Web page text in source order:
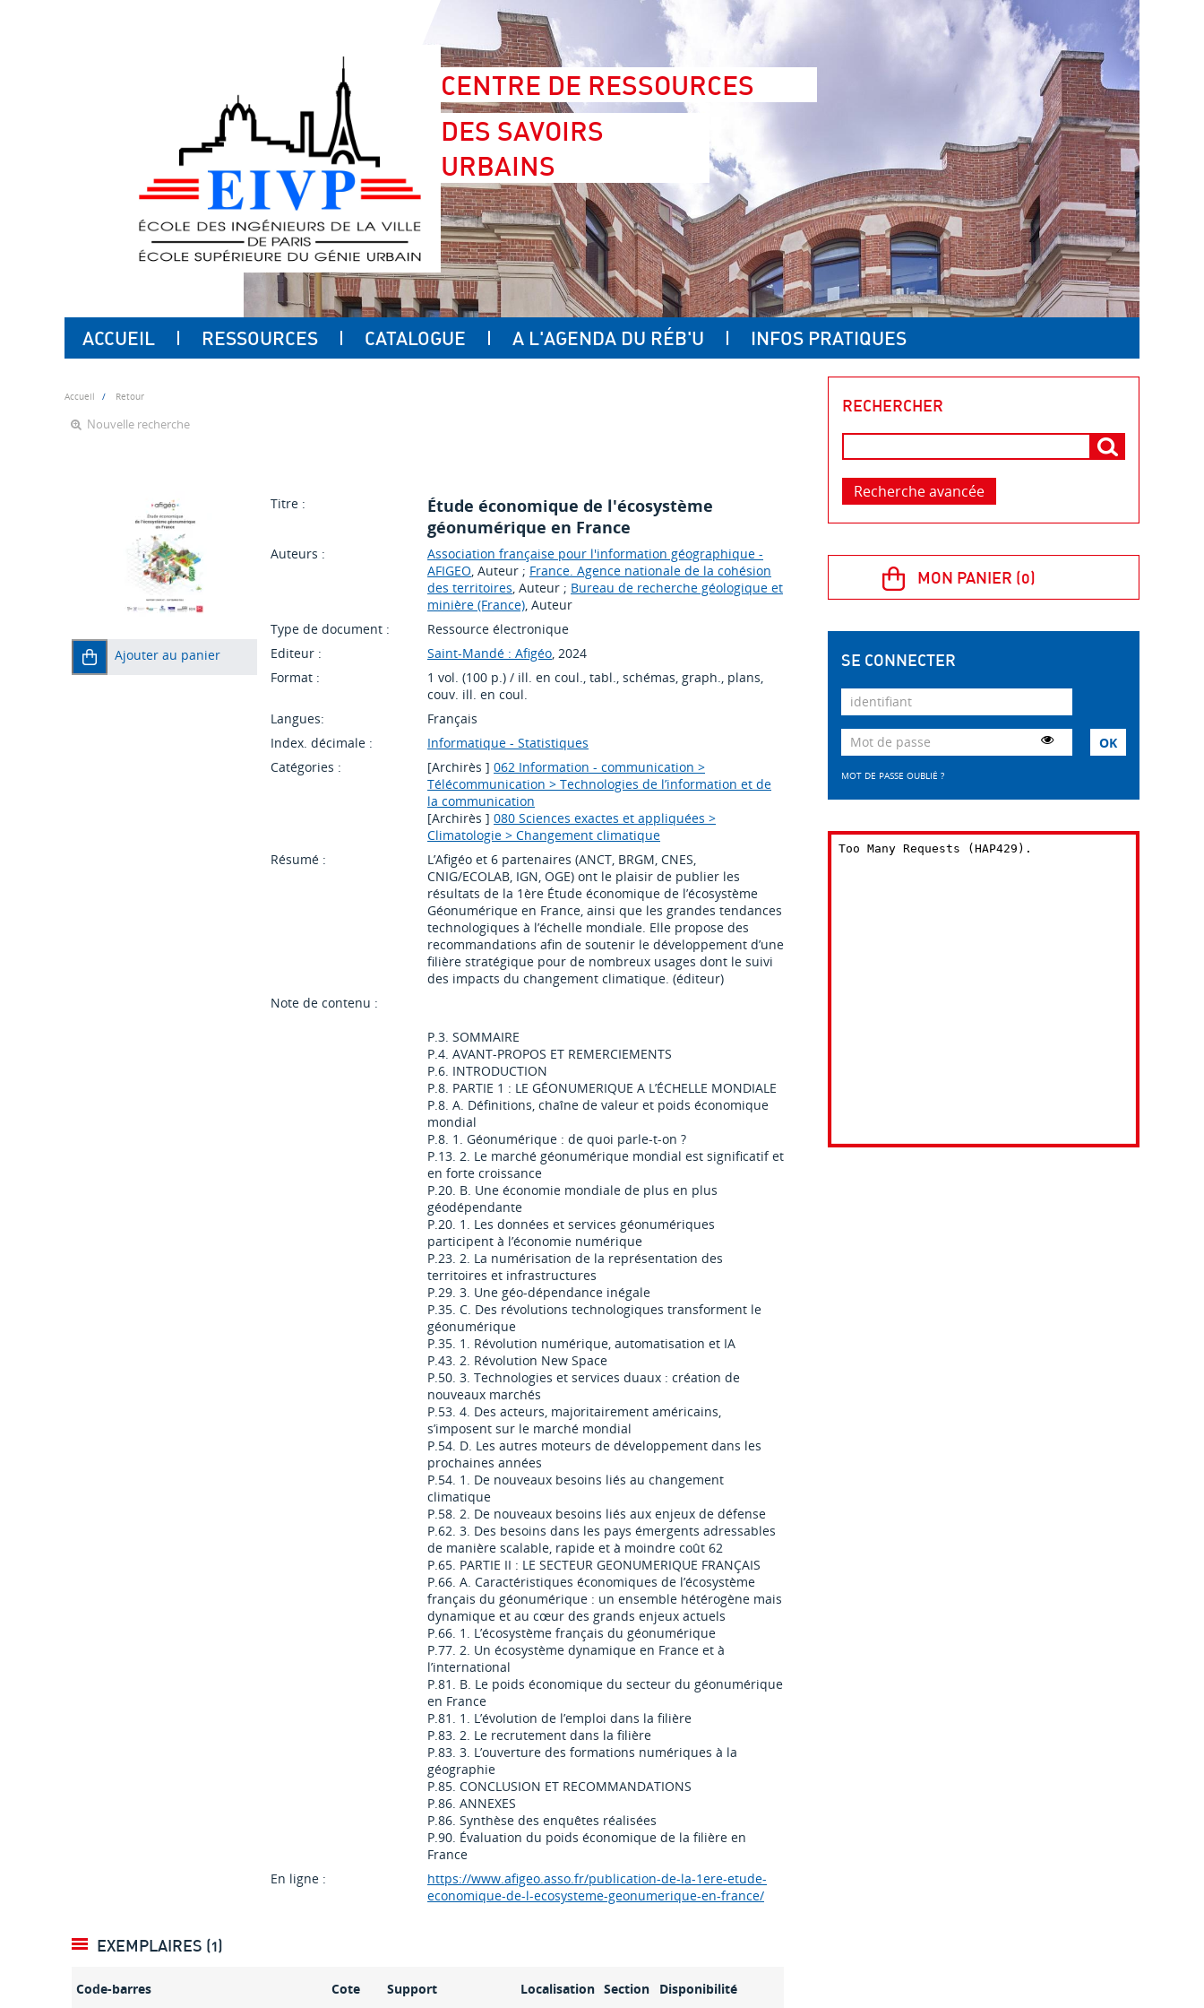
CENTRE DE RESSOURCES
DES SAVOIRS
URBAINS
ACCUEIL RESSOURCES CATALOGUE A L'AGENDA DU RÉB'U INFOS PRATIQUES
Accueil Retour
Nouvelle recherche
Ajouter au panier
Titre :
Étude économique de l'écosystème
géonumérique en France
Auteurs :
Association française pour l'information géographique -
AFIGEO, Auteur ; France. Agence nationale de la cohésion
des territoires, Auteur ; Bureau de recherche géologique et
minière (France), Auteur
Type de document :
Ressource électronique
Editeur :
Saint-Mandé : Afigéo, 2024
Format :
1 vol. (100 p.) / ill. en coul., tabl., schémas, graph., plans,
couv. ill. en coul.
Langues:
Français
Index. décimale :
Informatique - Statistiques
Catégories :
[Archirès ]062 Information - communication >
Télécommunication > Technologies de l’information et de
la communication
[Archirès ]080 Sciences exactes et appliquées >
Climatologie > Changement climatique
Résumé :
L’Afigéo et 6 partenaires (ANCT, BRGM, CNES,
CNIG/ECOLAB, IGN, OGE) ont le plaisir de publier les
résultats de la 1ère Étude économique de l’écosystème
Géonumérique en France, ainsi que les grandes tendances
technologiques à l’échelle mondiale. Elle propose des
recommandations afin de soutenir le développement d’une
filière stratégique pour de nombreux usages dont le suivi
des impacts du changement climatique. (éditeur)
Note de contenu :
P.3. SOMMAIRE
P.4. AVANT-PROPOS ET REMERCIEMENTS
P.6. INTRODUCTION
P.8. PARTIE 1 : LE GÉONUMERIQUE A L’ÉCHELLE MONDIALE
P.8. A. Définitions, chaîne de valeur et poids économique
mondial
P.8. 1. Géonumérique : de quoi parle-t-on ?
P.13. 2. Le marché géonumérique mondial est significatif et
en forte croissance
P.20. B. Une économie mondiale de plus en plus
géodépendante
P.20. 1. Les données et services géonumériques
participent à l’économie numérique
P.23. 2. La numérisation de la représentation des
territoires et infrastructures
P.29. 3. Une géo-dépendance inégale
P.35. C. Des révolutions technologiques transforment le
géonumérique
P.35. 1. Révolution numérique, automatisation et IA
P.43. 2. Révolution New Space
P.50. 3. Technologies et services duaux : création de
nouveaux marchés
P.53. 4. Des acteurs, majoritairement américains,
s’imposent sur le marché mondial
P.54. D. Les autres moteurs de développement dans les
prochaines années
P.54. 1. De nouveaux besoins liés au changement
climatique
P.58. 2. De nouveaux besoins liés aux enjeux de défense
P.62. 3. Des besoins dans les pays émergents adressables
de manière scalable, rapide et à moindre coût 62
P.65. PARTIE II : LE SECTEUR GEONUMERIQUE FRANÇAIS
P.66. A. Caractéristiques économiques de l’écosystème
français du géonumérique : un ensemble hétérogène mais
dynamique et au cœur des grands enjeux actuels
P.66. 1. L’écosystème français du géonumérique
P.77. 2. Un écosystème dynamique en France et à
l’international
P.81. B. Le poids économique du secteur du géonumérique
en France
P.81. 1. L’évolution de l’emploi dans la filière
P.83. 2. Le recrutement dans la filière
P.83. 3. L’ouverture des formations numériques à la
géographie
P.85. CONCLUSION ET RECOMMANDATIONS
P.86. ANNEXES
P.86. Synthèse des enquêtes réalisées
P.90. Évaluation du poids économique de la filière en
France
En ligne :
https://www.afigeo.asso.fr/publication-de-la-1ere-etude-
economique-de-l-ecosysteme-geonumerique-en-france/
EXEMPLAIRES (1)
Code-barres Cote Support Localisation Section Disponibilité
RECHERCHER
Recherche avancée
SE CONNECTER
MOT DE PASSE OUBLIÉ ?